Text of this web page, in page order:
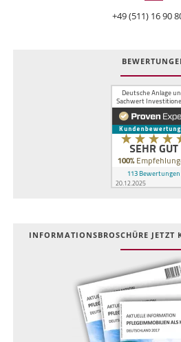
+49 (511) 16 90
INFOR­MATIONS­BROSCHÜRE JETZT